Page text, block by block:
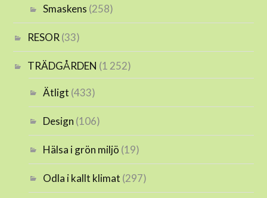
Smaskens (258)
RESOR (33)
TRÄDGÅRDEN (1 252)
Ätligt (433)
Design (106)
Hälsa i grön miljö (19)
Odla i kallt klimat (297)